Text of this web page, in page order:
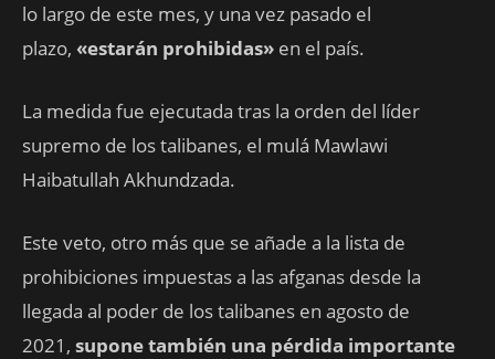
lo largo de este mes, y una vez pasado el
plazo, «estarán prohibidas» en el país.
La medida fue ejecutada tras la orden del líder
supremo de los talibanes, el mulá Mawlawi
Haibatullah Akhundzada.
Este veto, otro más que se añade a la lista de
prohibiciones impuestas a las afganas desde la
llegada al poder de los talibanes en agosto de
2021, supone también una pérdida importante